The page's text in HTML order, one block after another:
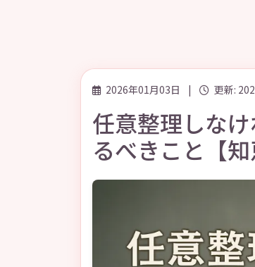
2026年01月03日 | 更新:
任意整理しな
るべきこと【知